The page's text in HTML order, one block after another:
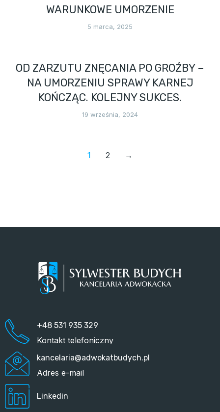
WARUNKOWE UMORZENIE
5 marca, 2025
OD ZARZUTU ZNĘCANIA PO GROŹBY –
NA UMORZENIU SPRAWY KARNEJ
KOŃCZĄC. KOLEJNY SUKCES.
19 września, 2024
1 2 →
+48 531 935 329
Kontakt telefoniczny
kancelaria@adwokatbudych.pl
Adres e-mail
Linkedin